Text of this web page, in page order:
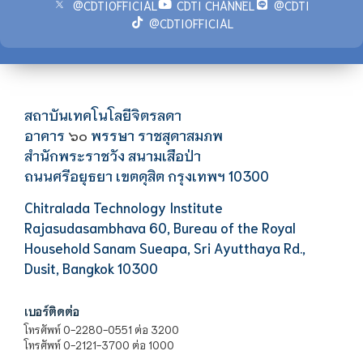
@CDTIOFFICIAL CDTI CHANNEL
@CDTI
@CDTIOFFICIAL
สถาบันเทคโนโลยีจิตรลดา
อาคาร ๖๐ พรรษา ราชสุดาสมภพ
สำนักพระราชวัง สนามเสือป่า
ถนนศรีอยุธยา เขตดุสิต กรุงเทพฯ 10300
Chitralada Technology Institute
Rajasudasambhava 60, Bureau of the Royal
Household Sanam Sueapa, Sri Ayutthaya Rd.,
Dusit, Bangkok 10300
เบอร์ติดต่อ
โทรศัพท์ 0-2280-0551 ต่อ 3200
โทรศัพท์ 0-2121-3700 ต่อ 1000